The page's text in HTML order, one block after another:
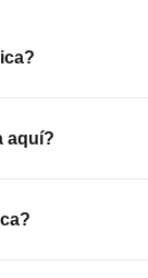
flamenca en
aquí?
desde la